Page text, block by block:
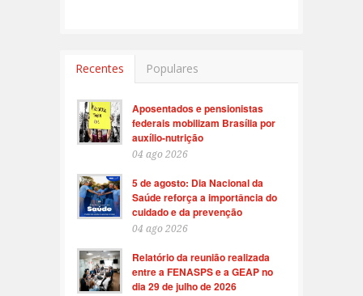
Recentes Populares
Aposentados e pensionistas
federais mobilizam Brasília por
auxílio-nutrição
04 ago 2026
5 de agosto: Dia Nacional da
Saúde reforça a importância do
cuidado e da prevenção
04 ago 2026
Relatório da reunião realizada
entre a FENASPS e a GEAP no
dia 29 de julho de 2026